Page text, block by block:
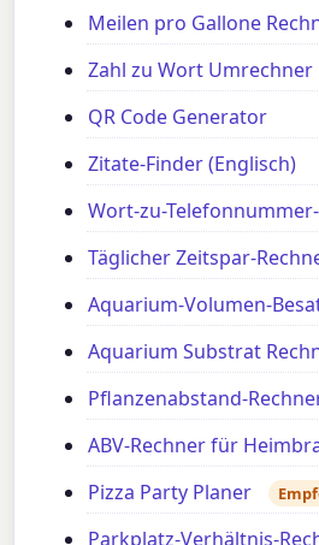
Meilen pro Gallone
Zahl zu Wort Umrechner
QR Code Generator
Zitate-Finder (Englisch)
Wort-zu-
Täglicher Zeitspar-
Aquarium-Volumen-
Aquarium Substrat
Pflanzenabstand-
ABV-Rechner für
Pizza Party Planer
Parkplatz-Verhältnis-